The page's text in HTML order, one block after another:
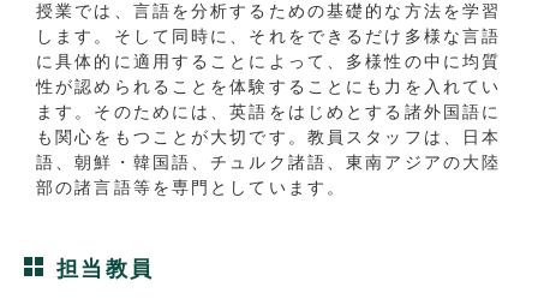
授業では、言語を分析するための基礎的な方法を学習
します。そして同時に、それをできるだけ多様な言語
に具体的に適用することによって、多様性の中に均質
性が認められることを体験することにも力を入れてい
ます。そのためには、英語をはじめとする諸外国語に
も関心をもつことが大切です。教員スタッフは、日本
語、朝鮮・韓国語、チュルク諸語、東南アジアの大陸
部の諸言語等を専門としています。
担当教員